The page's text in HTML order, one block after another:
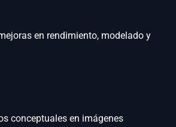
en rendimiento, modelado y
conceptuales en imágenes